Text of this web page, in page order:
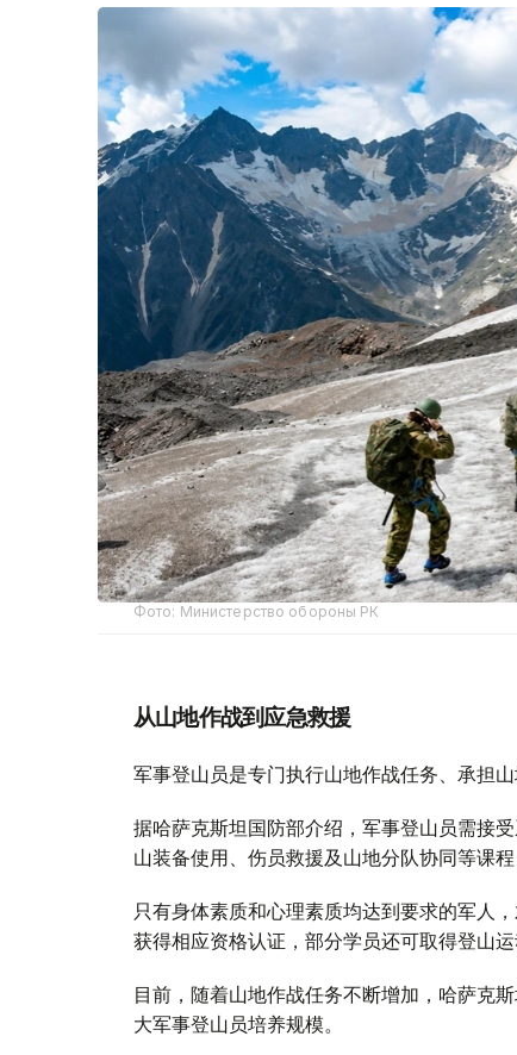
Фото: Министерство обороны РК
从山地作战到应急救援
军事登山员是专门执行山地作战任务、承担山
据哈萨克斯坦国防部介绍，军事登山员需接
山装备使用、伤员救援及山地分队协同等课
只有身体素质和心理素质均达到要求的军人
获得相应资格认证，部分学员还可取得登山运
目前，随着山地作战任务不断增加，哈萨克
大军事登山员培养规模。